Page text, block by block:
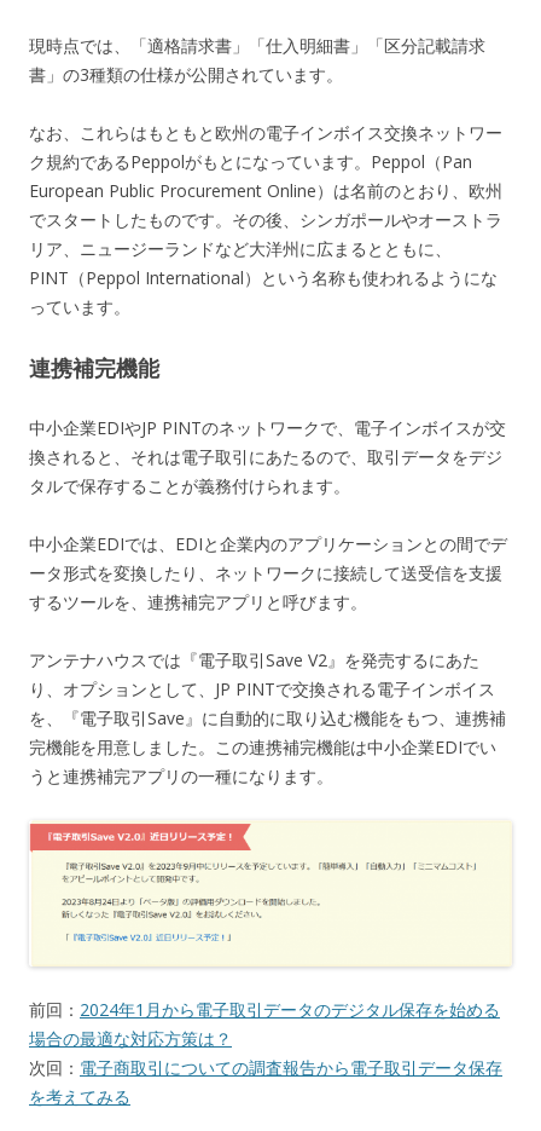
現時点では、「適格請求書」「仕入明細書」「区分記載請求
書」の3種類の仕様が公開されています。
なお、これらはもともと欧州の電子インボイス交換ネットワー
ク規約であるPeppolがもとになっています。Peppol（Pan
European Public Procurement Online）は名前のとおり、欧州
でスタートしたものです。その後、シンガポールやオーストラ
リア、ニュージーランドなど大洋州に広まるとともに、
PINT（Peppol International）という名称も使われるようにな
っています。
連携補完機能
中小企業EDIやJP PINTのネットワークで、電子インボイスが交
換されると、それは電子取引にあたるので、取引データをデジ
タルで保存することが義務付けられます。
中小企業EDIでは、EDIと企業内のアプリケーションとの間でデ
ータ形式を変換したり、ネットワークに接続して送受信を支援
するツールを、連携補完アプリと呼びます。
アンテナハウスでは『電子取引Save V2』を発売するにあた
り、オプションとして、JP PINTで交換される電子インボイス
を、『電子取引Save』に自動的に取り込む機能をもつ、連携補
完機能を用意しました。この連携補完機能は中小企業EDIでい
うと連携補完アプリの一種になります。
前回： 2024年1月から電子取引データのデジタル保存を始める
場合の最適な対応方策は？
次回： 電子商取引についての調査報告から電子取引データ保存
を考えてみる